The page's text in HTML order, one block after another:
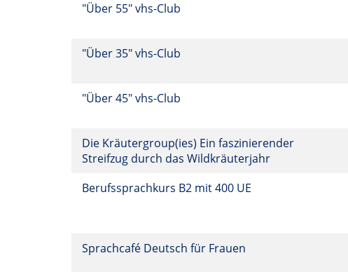
"Über 55" vhs-Club
"Über 35" vhs-Club
"Über 45" vhs-Club
Die Kräutergroup(ies) Ein faszinierender
Streifzug durch das Wildkräuterjahr
Berufssprachkurs B2 mit 400 UE
Sprachcafé Deutsch für Frauen